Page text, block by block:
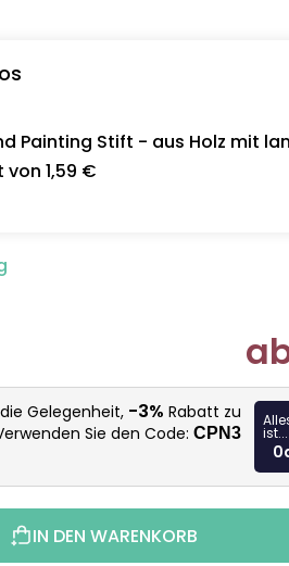
Painting Stift - aus Holz mit
von 1,59 €
Gelegenheit, -3% Rabatt zu
Sie den Code: CPN3 ist...
IN DEN WARENKORB